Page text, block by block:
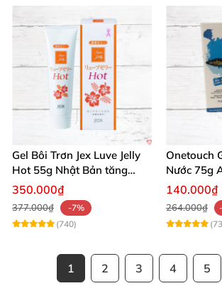
Gel Bôi Trơn Jex Luve Jelly
Hot 55g Nhật Bản tăng
khoái cảm nữ dễ sử dụng
350.000₫
377.000₫
-7%
(740)
Onetouch
Nước 75g
Khoái Cảm
140.000₫
264.000₫
1 2 3 4 5